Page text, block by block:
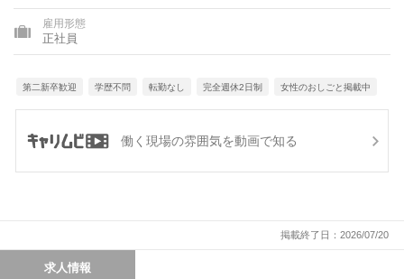
雇用形態
正社員
第二新卒歓迎 学歴不問 転勤なし 完全週休2日制 女性のおしごと掲載中
働く現場の雰囲気を動画で知る
掲載終了日：2026/07/20
求人情報